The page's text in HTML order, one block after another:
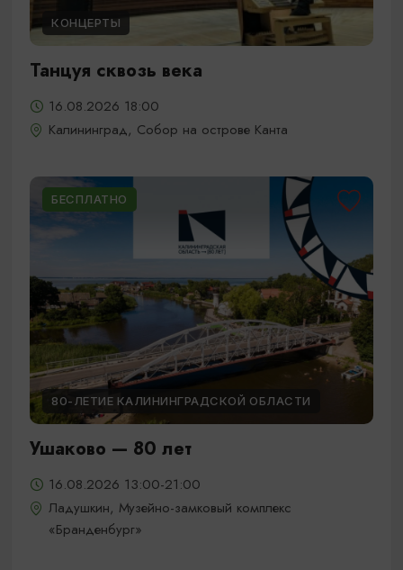
КОНЦЕРТЫ
Танцуя сквозь века
16.08.2026 18:00
Калининград, Собор на острове Канта
БЕСПЛАТНО
80-ЛЕТИЕ КАЛИНИНГРАДСКОЙ ОБЛАСТИ
Ушаково — 80 лет
16.08.2026 13:00-21:00
Ладушкин, Музейно-замковый комплекс
«Бранденбург»